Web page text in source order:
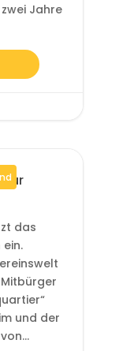
Jahre
für
das
und der